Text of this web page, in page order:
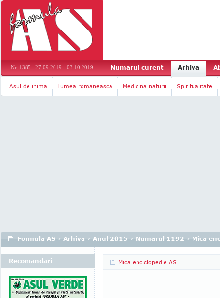
Nr. 1385 , 27.09.2019 - 03.10.2019 Numarul curent Arhiva
Asul de inima Lumea romaneasca Medicina naturii Spiritualitate
Formula AS › Arhiva › Anul 2015 › Numarul 1192 › Mica
Mica enciclopedie AS
Recomandari